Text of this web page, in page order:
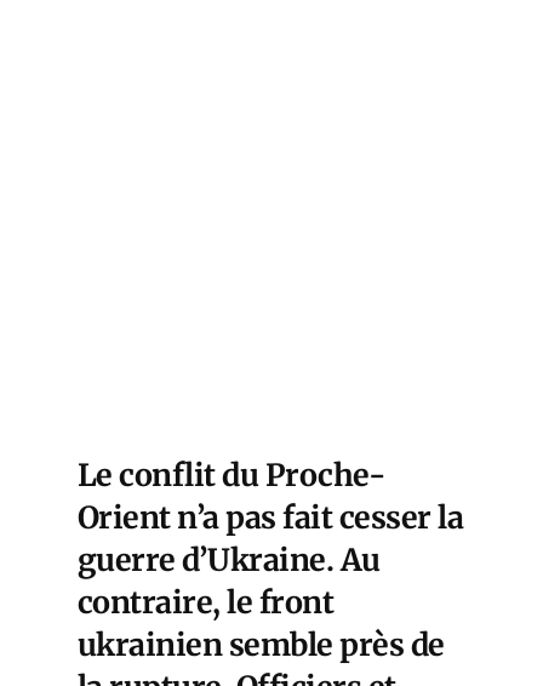
Le conflit du Proche-
Orient n’a pas fait cesser la
guerre d’Ukraine. Au
contraire, le front
ukrainien semble près de